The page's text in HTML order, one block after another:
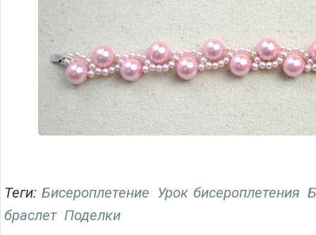
Теги: Бисероплетение Урок бисероплетения
браслет Поделки